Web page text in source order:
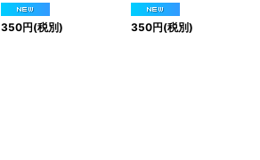
350円(税別) 350円(税別)